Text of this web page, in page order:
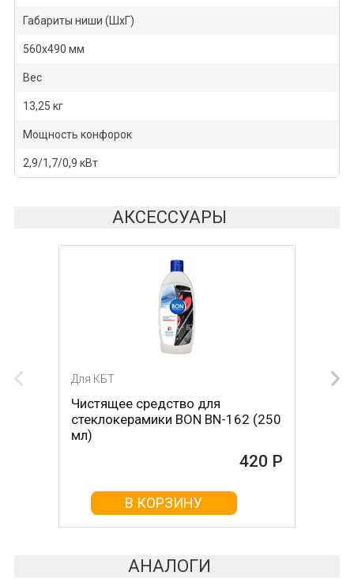
Габариты ниши (ШхГ)
560х490 мм
Вес
13,25 кг
Мощность конфорок
2,9/1,7/0,9 кВт
АКСЕССУАРЫ
Для КБТ
Чистящее средство для
стеклокерамики BON BN-162 (250
мл)
420 Р
В КОРЗИНУ
Для КБТ
Скребок для ухода за
стеклокерамикой BON BN-603
В КОРЗИНУ
АНАЛОГИ